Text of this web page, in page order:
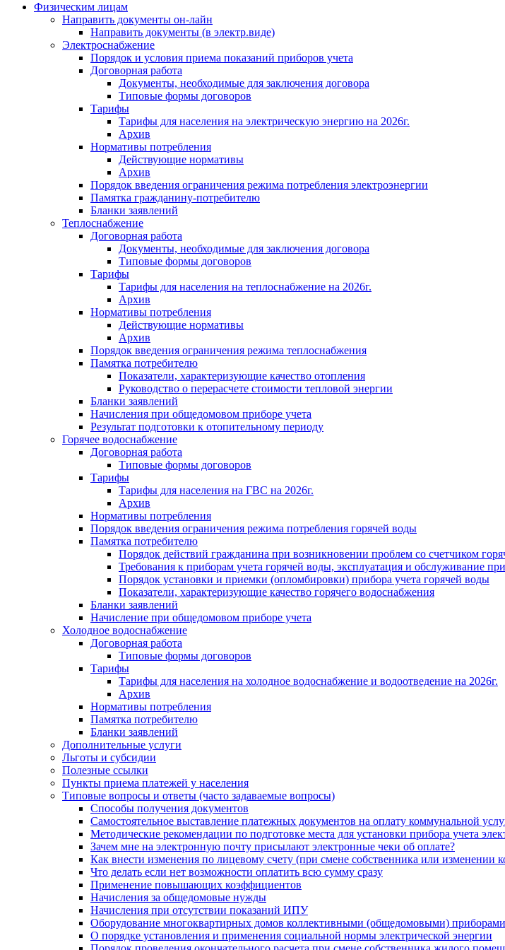
Физическим лицам
Направить документы он-лайн
Направить документы (в электр.виде)
Электроснабжение
Порядок и условия приема показаний приборов учета
Договорная работа
Документы, необходимые для заключения договора
Типовые формы договоров
Тарифы
Тарифы для населения на электрическую энергию на 2026г.
Архив
Нормативы потребления
Действующие нормативы
Архив
Порядок введения ограничения режима потребления электроэнергии
Памятка гражданину-потребителю
Бланки заявлений
Теплоснабжение
Договорная работа
Документы, необходимые для заключения договора
Типовые формы договоров
Тарифы
Тарифы для населения на теплоснабжение на 2026г.
Архив
Нормативы потребления
Действующие нормативы
Архив
Порядок введения ограничения режима теплоснабжения
Памятка потребителю
Показатели, характеризующие качество отопления
Руководство о перерасчете стоимости тепловой энергии
Бланки заявлений
Начисления при общедомовом приборе учета
Результат подготовки к отопительному периоду
Горячее водоснабжение
Договорная работа
Типовые формы договоров
Тарифы
Тарифы для населения на ГВС на 2026г.
Архив
Нормативы потребления
Порядок введения ограничения режима потребления горячей воды
Памятка потребителю
Порядок действий гражданина при возникновении проблем со счетчиком
Требования к приборам учета горячей воды, эксплуатация и обслуживание
Порядок установки и приемки (опломбировки) прибора учета горячей воды
Показатели, характеризующие качество горячего водоснабжения
Бланки заявлений
Начисление при общедомовом приборе учета
Холодное водоснабжение
Договорная работа
Типовые формы договоров
Тарифы
Тарифы для населения на холодное водоснабжение и водоотведение на 2026г.
Архив
Нормативы потребления
Памятка потребителю
Бланки заявлений
Дополнительные услуги
Льготы и субсидии
Полезные ссылки
Пункты приема платежей у населения
Типовые вопросы и ответы (часто задаваемые вопросы)
Способы получения документов
Самостоятельное выставление платежных документов на оплату коммунальной
Методические рекомендации по подготовке места для установки прибора учета
Зачем мне на электронную почту присылают электронные чеки об оплате?
Как внести изменения по лицевому счету (при смене собственника или изменении
Что делать если нет возможности оплатить всю сумму сразу
Применение повышающих коэффициентов
Начисления за общедомовые нужды
Начисления при отсутствии показаний ИПУ
Оборудование многоквартирных домов коллективными (общедомовыми) приборами
О порядке установления и применения социальной нормы электрической энергии